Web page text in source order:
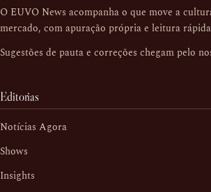
O EUVO News acompanha o que move a
mercado, com apuração própria e leitura
Sugestões de pauta e correções chegam pelo
Editorias
Notícias Agora
Shows
Insights